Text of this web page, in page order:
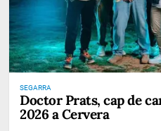
SEGARRA
Doctor Prats, cap de
2026 a Cervera